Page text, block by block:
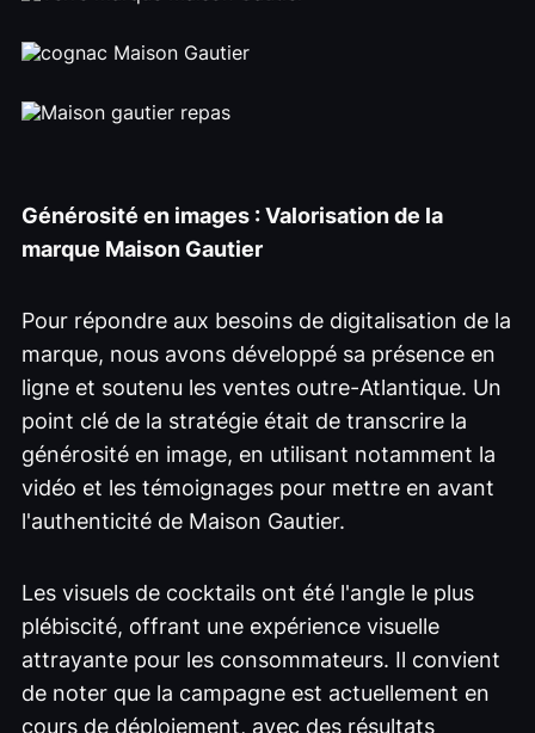
Générosité en images : Valorisation de la
marque Maison Gautier
Pour répondre aux besoins de digitalisation de la
marque, nous avons développé sa présence en
ligne et soutenu les ventes outre-Atlantique. Un
point clé de la stratégie était de transcrire la
générosité en image, en utilisant notamment la
vidéo et les témoignages pour mettre en avant
l'authenticité de Maison Gautier.
Les visuels de cocktails ont été l'angle le plus
plébiscité, offrant une expérience visuelle
attrayante pour les consommateurs. Il convient
de noter que la campagne est actuellement en
cours de déploiement, avec des résultats